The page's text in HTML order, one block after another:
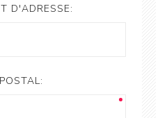
D'ADRESSE: